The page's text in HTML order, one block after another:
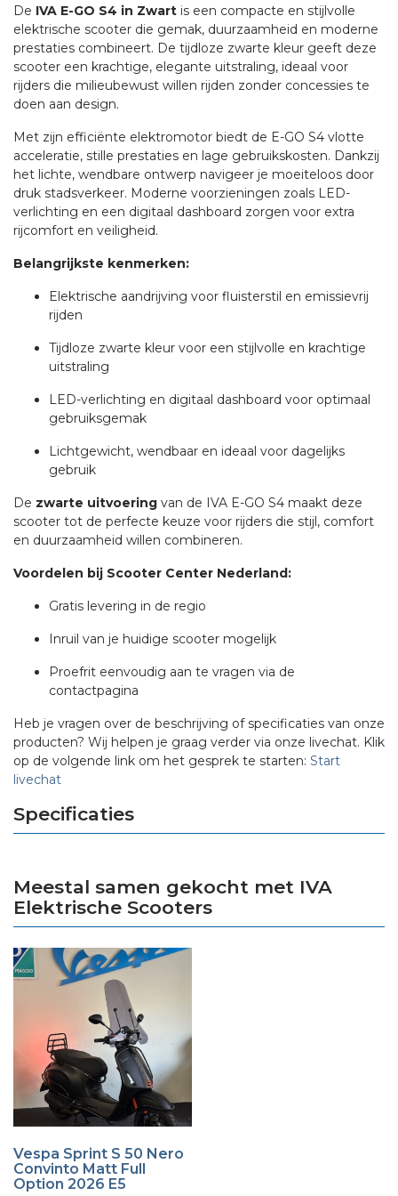
De IVA E-GO S4 in Zwart is een compacte en stijlvolle
elektrische scooter die gemak, duurzaamheid en moderne
prestaties combineert. De tijdloze zwarte kleur geeft deze
scooter een krachtige, elegante uitstraling, ideaal voor
rijders die milieubewust willen rijden zonder concessies te
doen aan design.
Met zijn efficiënte elektromotor biedt de E-GO S4 vlotte
acceleratie, stille prestaties en lage gebruikskosten. Dankzij
het lichte, wendbare ontwerp navigeer je moeiteloos door
druk stadsverkeer. Moderne voorzieningen zoals LED-
verlichting en een digitaal dashboard zorgen voor extra
rijcomfort en veiligheid.
Belangrijkste kenmerken:
Elektrische aandrijving voor fluisterstil en emissievrij
rijden
Tijdloze zwarte kleur voor een stijlvolle en krachtige
uitstraling
LED-verlichting en digitaal dashboard voor optimaal
gebruiksgemak
Lichtgewicht, wendbaar en ideaal voor dagelijks
gebruik
De zwarte uitvoering van de IVA E-GO S4 maakt deze
scooter tot de perfecte keuze voor rijders die stijl, comfort
en duurzaamheid willen combineren.
Voordelen bij Scooter Center Nederland:
Gratis levering in de regio
Inruil van je huidige scooter mogelijk
Proefrit eenvoudig aan te vragen via de
contactpagina
Heb je vragen over de beschrijving of specificaties van onze
producten? Wij helpen je graag verder via onze livechat. Klik
op de volgende link om het gesprek te starten: Start
livechat
Specificaties
Meestal samen gekocht met IVA
Elektrische Scooters
Vespa Sprint S 50 Nero
Convinto Matt Full
Option 2026 E5